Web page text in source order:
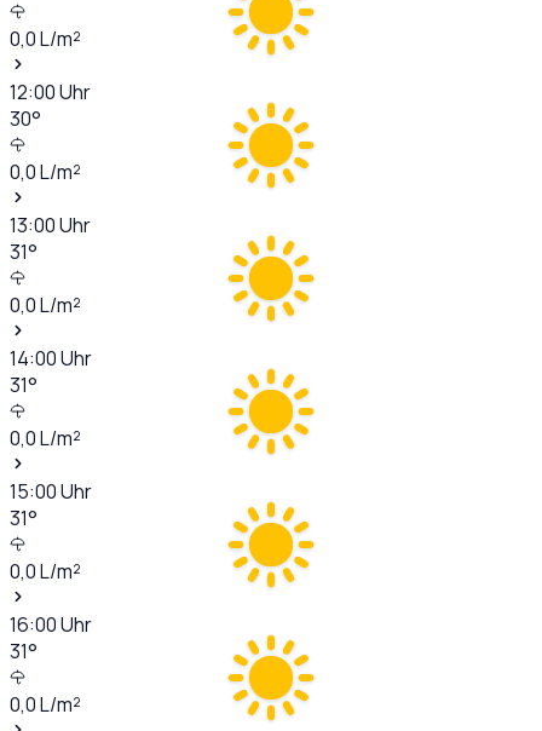
0,0L/m²
12:00Uhr
30°
0,0L/m²
13:00Uhr
31°
0,0L/m²
14:00Uhr
31°
0,0L/m²
15:00Uhr
31°
0,0L/m²
16:00Uhr
31°
0,0L/m²